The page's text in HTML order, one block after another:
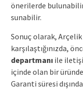
önerilerde
sunabilir.
Sonuç olarak,
karşılaştığınızda,
departmanıile
içinde olan bir
Garanti süresi